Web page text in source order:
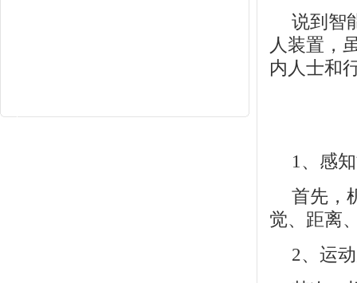
说到智
人装置，
内人士和
1、感
首先，
觉、距离
2、运